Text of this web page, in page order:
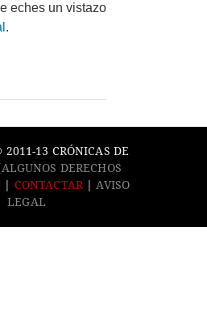
eches un vistazo
.
2011-13 CRÓNICAS DE
ALGUNOS DERECHOS
| CONTACTAR|AVISO
LEGAL